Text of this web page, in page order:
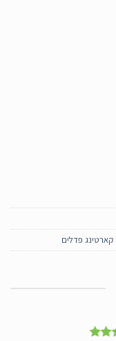
קארטינג פדלים